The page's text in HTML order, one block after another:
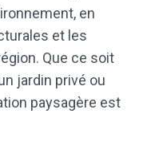
en
et les
Que ce soit
jardin privé ou
paysagère est